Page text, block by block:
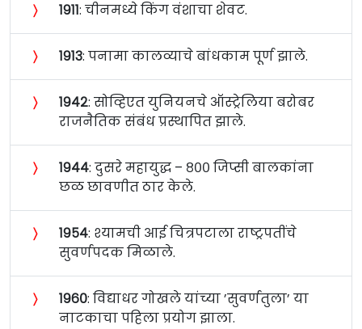
〉 १९११: चीनमध्ये किंग वंशाचा शेवट.
〉 १९१३: पनामा कालव्याचे बांधकाम पूर्ण झाले.
〉 १९४२: सोव्हिएत युनियनचे ऑस्ट्रेलिया बरोबर
राजनैतिक संबंध प्रस्थापित झाले.
〉 १९४४: दुसरे महायुद्ध – ८०० जिप्सी बालकांना
छळ छावणीत ठार केले.
〉 १९५४: श्यामची आई चित्रपटाला राष्ट्रपतींचे
सुवर्णपदक मिळाले.
〉 १९६०: विद्याधर गोखले यांच्या ’सुवर्णतुला’ या
नाटकाचा पहिला प्रयोग झाला.